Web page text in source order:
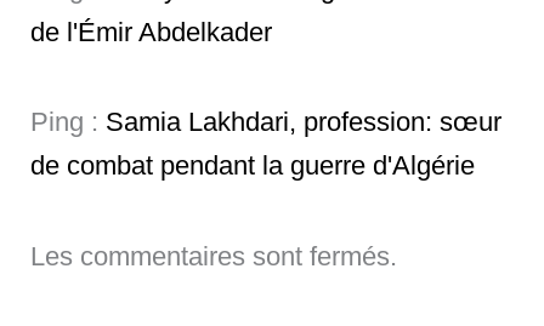
de l'Émir Abdelkader
Ping : Samia Lakhdari, profession: sœur
de combat pendant la guerre d'Algérie
Les commentaires sont fermés.